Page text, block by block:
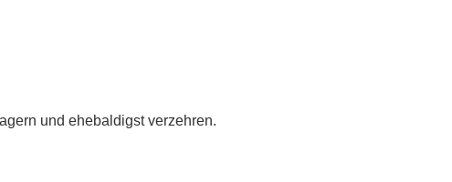
und ehebaldigst verzehren.